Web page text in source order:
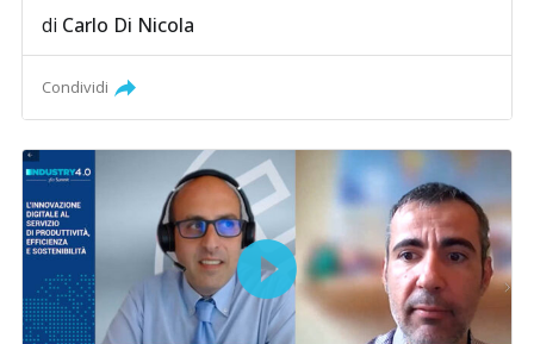
di Carlo Di Nicola
Condividi